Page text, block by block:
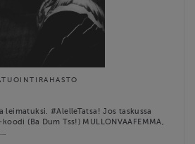
leimatuksi. #AlelleTatsa! Jos taskussa
(Ba Dum Tss!) MULLONVAAFEMMA,